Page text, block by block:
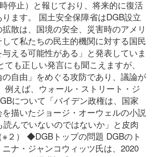
時停止）と報じており、将来的に復活
ます。 国土安全保障省はDGB設立
散は、国境の安全、災害時のアメリ
て私たちの民主的機関に対する国民
える可能性がある」と発表していま
ても正しい発言にも聞こえますが、
自由」をめぐる攻防であり、議論が
例えば、ウォール・ストリート・ジ
について「バイデン政権は、国家
描いたジョージ・オーウェルの小説
読んでいないのではないか」と皮肉
※２） ◆DGBトップの問題 DGBのト
ナ・ジャンコウィッツ氏は、2020